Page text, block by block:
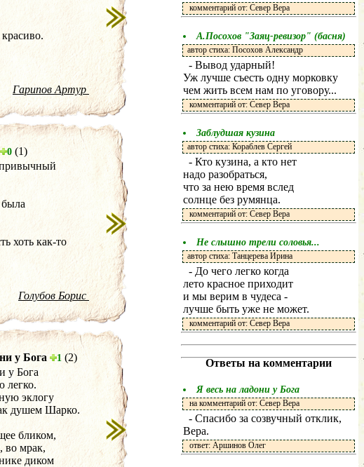
Гарипов Артур
0(1)
хоть как-то
Голубов Борис
у Бога 1 (2)
у Бога
легко.
эклогу
душем Шарко.
бликом,
во мрак,
диком
комментарий от: Север Вера
А.Посохов "Заяц-ревизор" (басня)
автор стиха: Посохов Александр
- Вывод ударный!
Уж лучше съесть одну морковку
чем жить всем нам по уговору...
комментарий от: Север Вера
Заблудшая кузина
автор стиха: Кораблев Сергей
- Кто кузина, а кто нет
надо разобраться,
что за нею время вслед
солнце без румянца.
комментарий от: Север Вера
Не слышно трели соловья...
автор стиха: Танцерева Ирина
- До чего легко когда
лето красное приходит
и мы верим в чудеса -
лучше быть уже не может.
комментарий от: Север Вера
Ответы на комментарии
Я весь на ладони у Бога
на комментарий от: Север Вера
- Спасибо за созвучный отклик,
Вера.
ответ: Аршинов Олег